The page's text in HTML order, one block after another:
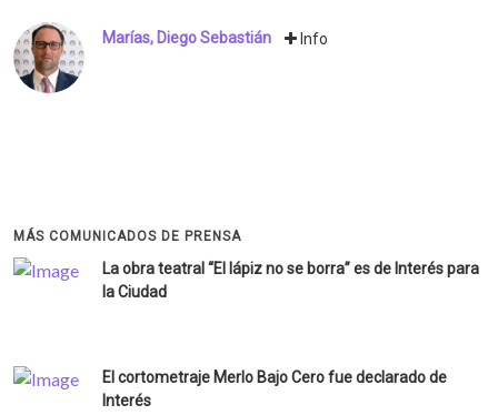
Marías, Diego Sebastián Info
MÁS COMUNICADOS DE PRENSA
La obra teatral “El lápiz no se borra” es de Interés para
la Ciudad
El cortometraje Merlo Bajo Cero fue declarado de
Interés